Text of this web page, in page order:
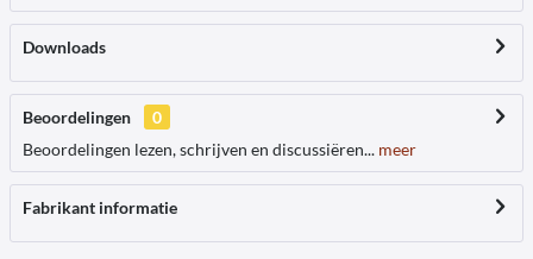
Downloads
Beoordelingen
0
Beoordelingen lezen, schrijven en discussiëren... meer
Fabrikant informatie